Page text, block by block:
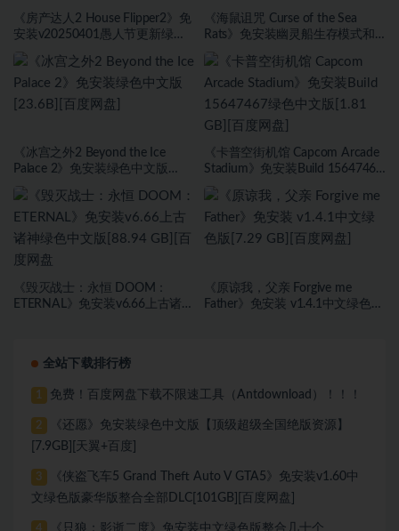
《房产达人2 House Flipper2》免
安装v20250401愚人节更新绿色
《海鼠诅咒 Curse of the Sea
Rats》免安装幽灵船生存模式和
GB][百度网盘]
《冰宫之外2 Beyond the Ice
Palace 2》免安装绿色中文版
《卡普空街机馆 Capcom Arcade
Stadium》免安装Build 15647467
《毁灭战士：永恒 DOOM：
ETERNAL》免安装v6.66上古诸神
《原谅我，父亲 Forgive me
Father》免安装 v1.4.1中文绿色版
全站下载排行榜
1 免费！百度网盘下载不限速工具（Antdownload）！！！
2
《还愿》免安装绿色中文版【顶级超级全国绝版资源】
[7.9GB][天翼+百度]
3
《侠盗飞车5 Grand Theft Auto V GTA5》免安装v1.60中
文绿色版豪华版整合全部DLC[101GB][百度网盘]
4
《只狼：影逝二度》免安装中文绿色版整合几十个